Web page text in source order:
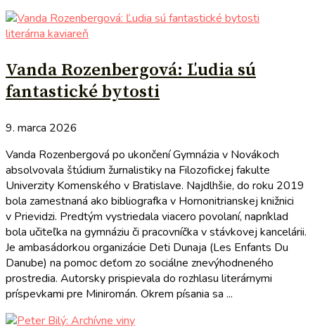
literárna kaviareň
Vanda Rozenbergová: Ľudia sú
fantastické bytosti
9. marca 2026
Vanda Rozenbergová po ukončení Gymnázia v Novákoch
absolvovala štúdium žurnalistiky na Filozofickej fakulte
Univerzity Komenského v Bratislave. Najdlhšie, do roku 2019
bola zamestnaná ako bibliografka v Hornonitrianskej knižnici
v Prievidzi. Predtým vystriedala viacero povolaní, napríklad
bola učiteľka na gymnáziu či pracovníčka v stávkovej kancelárii.
Je ambasádorkou organizácie Deti Dunaja (Les Enfants Du
Danube) na pomoc deťom zo sociálne znevýhodneného
prostredia. Autorsky prispievala do rozhlasu literárnymi
príspevkami pre Miniromán. Okrem písania sa ...